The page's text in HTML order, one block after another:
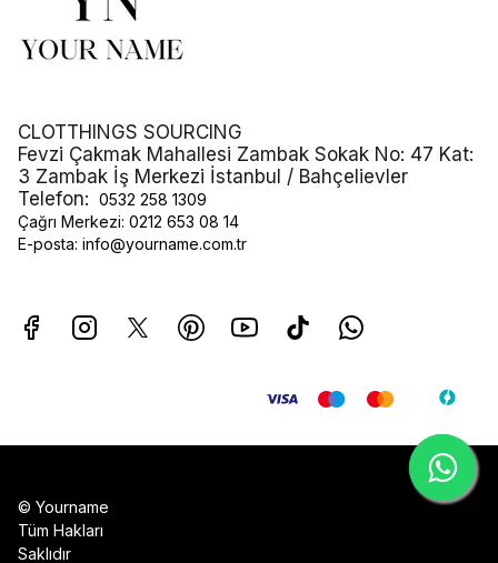
CLOTTHINGS SOURCING
Fevzi Çakmak Mahallesi Zambak Sokak No: 47 Kat:
3 Zambak İş Merkezi İstanbul / Bahçelievler
Telefon: 0532 258 1309
Çağrı Merkezi: 0212 653 08 14
E-posta: info@yourname.com.tr
© Yourname
Tüm Hakları
Saklıdır